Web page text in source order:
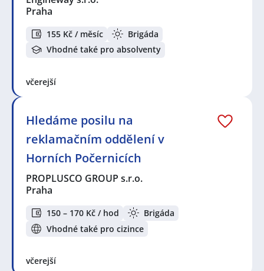
Praha
155 Kč / měsíc
Brigáda
Vhodné také pro absolventy
včerejší
Hledáme posilu na
reklamačním oddělení v
Horních Počernicích
PROPLUSCO GROUP s.r.o.
Praha
150 – 170 Kč / hod
Brigáda
Vhodné také pro cizince
včerejší